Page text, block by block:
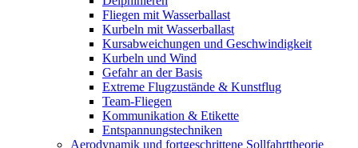
Fliegen mit Wasserballast
Kurbeln mit Wasserballast
Kursabweichungen und Geschwindigkeit
Kurbeln und Wind
Gefahr an der Basis
Extreme Flugzustände & Kunstflug
Team-Fliegen
Kommunikation & Etikette
Entspannungstechniken
Aerodynamik und fortgeschrittene Sollfahrttheorie